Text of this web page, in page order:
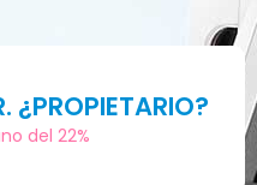
¿PROPIETARIO?
del 22%